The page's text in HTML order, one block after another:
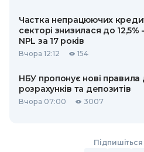
Частка непрацюючих
секторі знизилася до 12,5%
NPL за 17 років
Вчора 12:12 154
НБУ пропонує нові правила
розрахунків та депозитів
Вчора 07:00 3007
Підпишіться